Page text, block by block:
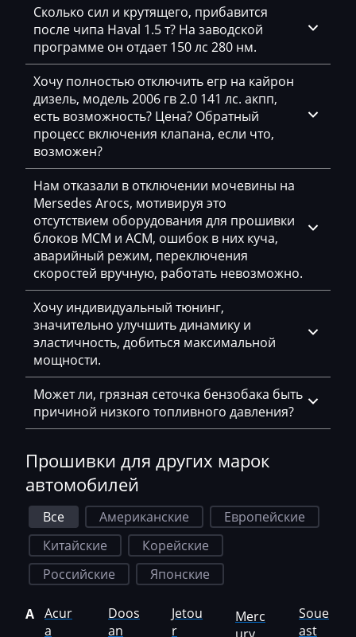
Dodge
Dongfeng
Doosan
Doppstadt
Dynapac
EcoLog
Eggersmann
Exeed
Extreme moto
Faresin
Farmtrac
FAW
Fendt
Fiat
Foton
Freightliner
Furukawa
GAC
Gehl
Сколько сил и крутящего, прибавится
после чипа Haval 1.5 т? На заводской
программе он отдает 150 лс 280 нм.
Хочу полностью отключить егр на кайрон
дизель, модель 2006 гв 2.0 141 лс. акпп,
есть возможность? Цена? Обратный
процесс включения клапана, если что,
возможен?
Нам отказали в отключении мочевины на
Mersedes Arocs, мотивируя это
отсутствием оборудования для прошивки
блоков MCM и ACM, ошибок в них куча,
аварийный режим, переключения
скоростей вручную, работать невозможно.
Хочу индивидуальный тюнинг,
значительно улучшить динамику и
эластичность, добиться максимальной
мощности.
Может ли, грязная сеточка бензобака быть
причиной низкого топливного давления?
Прошивки для других марок
автомобилей
Все Американские
Европейские
Китайские
Корейские
Российские
Японские
A Acur
a
Doos
an
Jetou
r
Merc
Soue
ast